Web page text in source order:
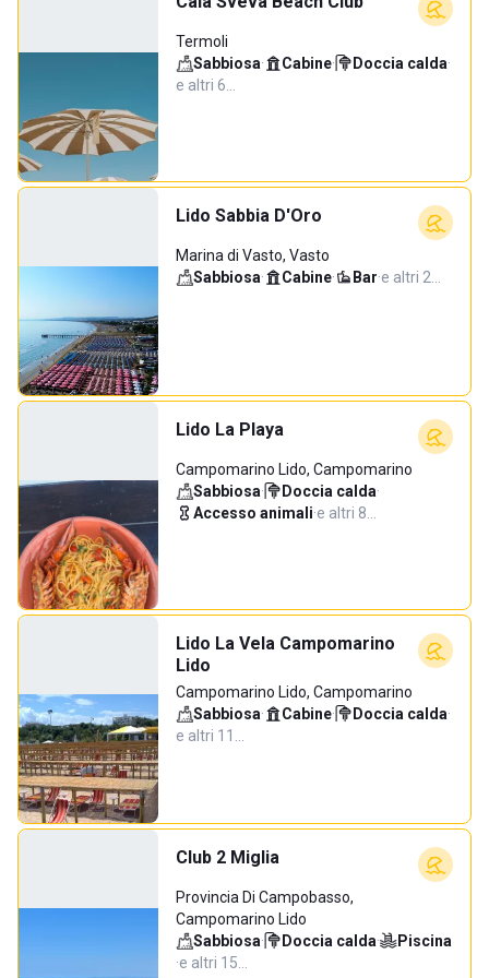
Termoli
Sabbiosa· Cabine· Doccia calda·
e altri 6…
Lido Sabbia D'Oro
Marina di Vasto, Vasto
Sabbiosa· Cabine· Bar·e altri 2…
Lido La Playa
Campomarino Lido, Campomarino
Sabbiosa· Doccia calda·
Accesso animali·e altri 8…
Lido La Vela Campomarino
Lido
Campomarino Lido, Campomarino
Sabbiosa· Cabine· Doccia calda·
e altri 11…
Club 2 Miglia
Provincia Di Campobasso,
Campomarino Lido
Sabbiosa· Doccia calda·
Piscina
·e altri 15…